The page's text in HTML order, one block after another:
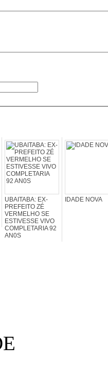
UBAITABA: EX-
PREFEITO ZÉ
VERMELHO SE
ESTIVESSE VIVO
COMPLETARIA 92
AN0S
IDADE NOVA